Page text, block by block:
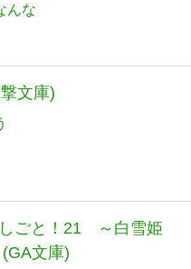
んな
文庫)
ごと！21 ～白雪姫
文庫)